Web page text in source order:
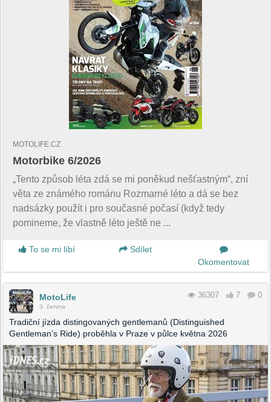
MOTOLIFE.CZ
Motorbike 6/2026
„Tento způsob léta zdá se mi poněkud nešťastným“, zní
věta ze známého románu Rozmarné léto a dá se bez
nadsázky použít i pro současné počasí (když tedy
pomineme, že vlastně léto ještě ne ...
To se mi líbí
Sdílet
Okomentovat
MotoLife
3. června
36307 7 0
Tradiční jízda distingovaných gentlemanů (Distinguished
Gentleman’s Ride) proběhla v Praze v půlce května 2026